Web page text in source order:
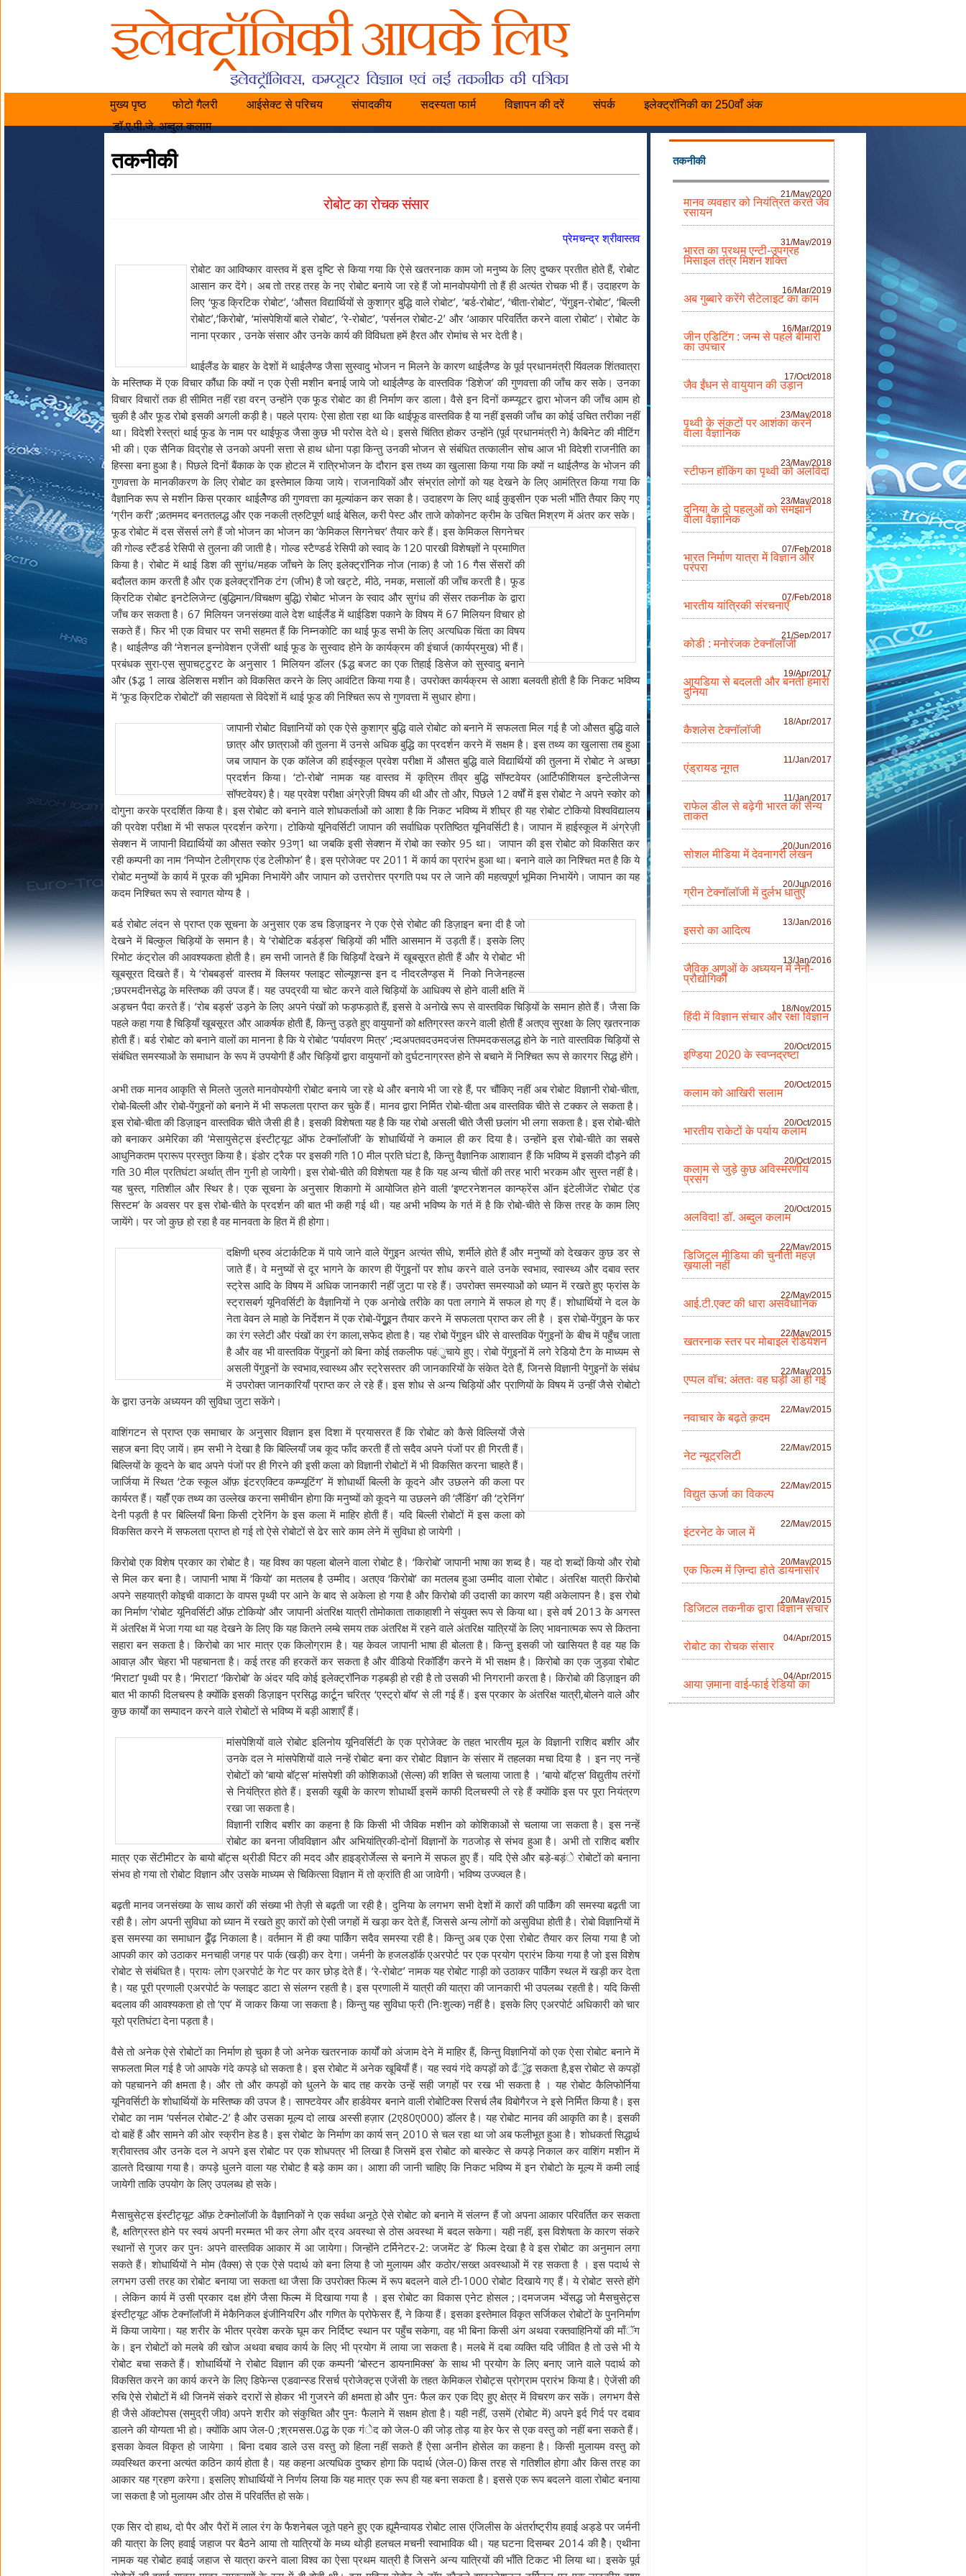
मुख्य पृष्ठ फोटो गैलरी आईसेक्ट से परिचय संपादकीय सदस्यता फार्म विज्ञापन की दरें संपर्क
इलेक्ट्रॉनिकी का 250वाँ अंक
डॉ.ए.पी.जे. अब्दुल कलाम
तकनीकी
रोबोट का रोचक संसार
प्रेमचन्द्र श्रीवास्तव
रोबोट का आविष्कार वास्तव में इस दृष्टि से किया गया कि ऐसे खतरनाक काम जो मनुष्य के लिए दुष्कर प्रतीत होते हैं, रोबोट
आसान कर देंगे। अब तो तरह तरह के नए रोबोट बनाये जा रहे हैं जो मानवोपयोगी तो हैं ही अत्यंत रोचक भी हैं। उदाहरण के
लिए ‘फूड क्रिटिक रोबोट’, ‘औसत विद्यार्थियों से कुशाग्र बुद्धि वाले रोबोट’, ‘बर्ड-रोबोट’, ‘चीता-रोबोट’, ‘पेंगुइन-रोबोट’, ‘बिल्ली
रोबोट’,‘किरोबो’, ‘मांसपेशियों बाले रोबोट’, ‘रे-रोबोट’, ‘पर्सनल रोबोट-2’ और ‘आकार परिवर्तित करने वाला रोबोट’। रोबोट के
नाना प्रकार , उनके संसार और उनके कार्य की विविधता हमें हैरत और रोमांच से भर देती है।
थाईलैंड के बाहर के देशों में थाईलैण्ड जैसा सुस्वादु भोजन न मिलने के कारण थाईलैण्ड के पूर्व प्रधानमंत्री यिंवलक शिंतवात्रा
के मस्तिष्क में एक विचार कौंधा कि क्यों न एक ऐसी मशीन बनाई जाये जो थाईलैण्ड के वास्तविक ‘डिशेज’ की गुणवत्ता की जाँच कर सके। उनका
विचार विचारों तक ही सीमित नहीं रहा वरन् उन्होंने एक फूड रोबोट का ही निर्माण कर डाला। वैसे इन दिनों कम्प्यूटर द्वारा भोजन की जाँच आम हो
चुकी है और फूड रोबो इसकी अगली कड़ी है। पहले प्रायः ऐसा होता रहा था कि थाईफूड वास्तविक है या नहीं इसकी जाँच का कोई उचित तरीका नहीं
था। विदेशी रेस्त्रां थाई फूड के नाम पर थाईफूड जैसा कुछ भी परोस देते थे। इससे चिंतित होकर उन्होंने (पूर्व प्रधानमंत्री ने) कैबिनेट की मीटिंग
भी की। एक सैनिक विद्रोह से उनको अपनी सत्ता से हाथ धोना पड़ा किन्तु उनकी भोजन से संबंधित तत्कालीन सोच आज भी विदेशी राजनीति का
हिस्सा बना हुआ है। पिछले दिनों बैंकाक के एक होटल में रात्रिभोजन के दौरान इस तथ्य का खुलासा किया गया कि क्यों न थाईलैण्ड के भोजन की
गुणवत्ता के मानकीकरण के लिए रोबोट का इस्तेमाल किया जाये। राजनायिकों और संभ्रांत लोगों को यह देखने के लिए आमंत्रित किया गया कि
वैज्ञानिक रूप से मशीन किस प्रकार थाईलेैण्ड की गुणवत्ता का मूल्यांकन कर सका है। उदाहरण के लिए थाई कुइसीन एक भली भाँति तैयार किए गए
‘ग्रीन करी’ ;ळतममद बनततलद्ध और एक नकली त्रुटिपूर्ण थाई बेसिल, करी पेस्ट और ताजे कोकोनट क्रीम के उचित मिश्रण में अंतर कर सके।
फूड रोबोट में दस सेंसर्स लगे हैं जो भोजन का भोजन का ‘केमिकल सिगनेचर’ तैयार करे हैं। इस केमिकल सिगनेचर
की गोल्ड स्टैंडर्ड रेसिपी से तुलना की जाती है। गोल्ड स्टैण्डर्ड रेसिपी को स्वाद के 120 पारखी विशेषज्ञों ने प्रमाणित
किया है। रोबोट में थाई डिश की सुगंध/महक जाँचने के लिए इलेक्ट्रॉनिक नोज (नाक) है जो 16 गैस सेंसरों की
बदौलत काम करती है और एक इलेक्ट्रॉनिक टंग (जीभ) है जो खट्टे, मीठे, नमक, मसालों की जाँच करती है। फूड
क्रिटिक रोबोट इनटेलिजेन्ट (बुद्धिमान/विचक्षण बुद्धि) रोबोट भोजन के स्वाद और सुगंध की सेंसर तकनीक के द्वारा
जाँच कर सकता है। 67 मिलियन जनसंख्या वाले देश थाईलैंड में थाईडिश पकाने के विषय में 67 मिलियन विचार हो
सकते हैं। फिर भी एक विचार पर सभी सहमत हैं कि निम्नकोटि का थाई फूड सभी के लिए अत्यधिक चिंता का विषय
है। थाईलैण्ड की ‘नेशनल इन्नोवेशन एजेंसी’ थाई फूड के सुस्वाद होने के कार्यक्रम की इंचार्ज (कार्यप्रमुख) भी हैं।
प्रबंधक सुरा-एस सुपाचट्टुरट के अनुसार 1 मिलियन डॉलर ($द्ध बजट का एक तिहाई डिसेज को सुस्वादु बनाने
और ($द्ध 1 लाख डेलिशस मशीन को विकसित करने के लिए आवंटित किया गया है। उपरोक्त कार्यक्रम से आशा बलवती होती है कि निकट भविष्य
में ‘फूड क्रिटिक रोबोटों’ की सहायता से विदेशों में थाई फूड की निश्चित रूप से गुणवत्ता में सुधार होगा।
जापानी रोबोट विज्ञानियों को एक ऐसे कुशाग्र बुद्धि वाले रोबोट को बनाने में सफलता मिल गई है जो औसत बुद्धि वाले
छात्र और छात्राओं की तुलना में उनसे अधिक बुद्धि का प्रदर्शन करने में सक्षम है। इस तथ्य का खुलासा तब हुआ
जब जापान के एक कॉलेज की हाईस्कूल प्रवेश परीक्षा में औसत बुद्धि वाले विद्यार्थियों की तुलना में रोबोट ने अच्छा
प्रदर्शन किया। ‘टो-रोबो’ नामक यह वास्तव में कृत्रिम तीव्र बुद्धि सॉफ्टवेयर (आर्टिफीशियल इन्टेलीजेन्स
सॉफ्टवेयर) है। यह प्रवेश परीक्षा अंग्रेज़ी विषय की थी और तो और, पिछले 12 वर्षों में इस रोबोट ने अपने स्कोर को
दोगुना करके प्रदर्शित किया है। इस रोबोट को बनाने वाले शोधकर्ताओं को आशा है कि निकट भविष्य में शीघ्र ही यह रोबोट टोकियो विश्वविद्यालय
की प्रवेश परीक्षा में भी सफल प्रदर्शन करेगा। टोकियो यूनिवर्सिटी जापान की सर्वाधिक प्रतिष्ठित यूनिवर्सिटी है। जापान में हाईस्कूल में अंग्रेज़ी
सेक्शन में जापानी विद्यार्थियों का औसत स्कोर 93ण्1 था जबकि इसी सेक्शन में रोबो का स्कोर 95 था। जापान की इस रोबोट को विकसित कर
रही कम्पनी का नाम ‘निप्पोन टेलीग्राफ एंड टेलीफोन’ है। इस प्रोजेक्ट पर 2011 में कार्य का प्रारंभ हुआ था। बनाने वाले का निश्चित मत है कि ये
रोबोट मनुष्यों के कार्य में पूरक की भूमिका निभायेंगे और जापान को उत्तरोत्तर प्रगति पथ पर ले जाने की महत्वपूर्ण भूमिका निभायेंगे। जापान का यह
कदम निश्चित रूप से स्वागत योग्य है ।
बर्ड रोबोट लंदन से प्राप्त एक सूचना के अनुसार एक डच डिज़ाइनर ने एक ऐसे रोबोट की डिज़ाइन बना दी है जो
देखने में बिल्कुल चिड़ियों के समान है। ये ‘रोबोटिक बर्डड्स’ चिड़ियों की भाँति आसमान में उड़ती हैं। इसके लिए
रिमोट कंट्रोल की आवश्यकता होती है। हम सभी जानते हैं कि चिड़ियाँ देखने में खूबसूरत होती हैं और ये रोबोट भी
खूबसूरत दिखते हैं। ये ‘रोबबर्ड्स’ वास्तव में क्लियर फ्लाइट सोल्यूशन्स इन द नीदरलैण्ड्स में निको निजेनहल्स
;छपरमदीनसेद्ध के मस्तिष्क की उपज हैं। यह उपद्रवी या चोट करने वाले चिड़ियों के आधिक्य से होने वाली क्षति में
अड़चन पैदा करते हैं। ‘रोब बर्ड्स’ उड़ने के लिए अपने पंखों को फड़फड़ाते हैं, इससे वे अनोखे रूप से वास्तविक चिड़ियों के समान होते हैं। जैसा कि
पहले कहा गया है चिड़ियाँ खूबसूरत और आकर्षक होती हैं, किन्तु उड़ते हुए वायुयानों को क्षतिग्रस्त करने वाली होती हैं अतएव सुरक्षा के लिए ख़तरनाक
होती हैं। बर्ड रोबोट को बनाने वालों का मानना है कि ये रोबोट ‘पर्यावरण मित्र’ ;म्दअपतवदउमदजंस तिपमदकसलद्ध होने के नाते वास्तविक चिड़ियों से
संबंधित समस्याओं के समाधान के रूप में उपयोगी हैं और चिड़ियों द्वारा वायुयानों को दुर्घटनाग्रस्त होने से बचाने में निश्चित रूप से कारगर सिद्ध होंगे।
अभी तक मानव आकृति से मिलते जुलते मानवोपयोगी रोबोट बनाये जा रहे थे और बनाये भी जा रहे हैं, पर चौंकिए नहीं अब रोबोट विज्ञानी रोबो-चीता,
रोबो-बिल्ली और रोबो-पेंगुइनों को बनाने में भी सफलता प्राप्त कर चुके हैं। मानव द्वारा निर्मित रोबो-चीता अब वास्तविक चीते से टक्कर ले सकता है।
इस रोबो-चीता की डिज़ाइन वास्तविक चीते जैसी ही है। इसकी विशेषता यह है कि यह रोबो असली चीते जैसी छलांग भी लगा सकता है। इस रोबो-चीते
को बनाकर अमेरिका की ‘मेसायुसेट्स इंस्टीट्यूट ऑफ टेक्नॉलॉजी’ के शोधार्थियों ने कमाल ही कर दिया है। उन्होंने इस रोबो-चीते का सबसे
आधुनिकतम प्रारूप प्रस्तुत किया है। इंडोर ट्रैक पर इसकी गति 10 मील प्रति घंटा है, किन्तु वैज्ञानिक आशावान हैं कि भविष्य में इसकी दौड़ने की
गति 30 मील प्रतिघंटा अर्थात् तीन गुनी हो जायेगी। इस रोबो-चीते की विशेषता यह है कि यह अन्य चीतों की तरह भारी भरकम और सुस्त नहीं है।
यह चुस्त, गतिशील और स्थिर है। एक सूचना के अनुसार शिकागो में आयोजित होने वाली ‘इण्टरनेशनल कान्फ्रेंस ऑन इंटेलीजेंट रोबोट एंड
सिस्टम’ के अवसर पर इस रोबो-चीते के प्रदर्शन की बात भी कही गई थी। यह अभी भविष्य के गर्त में है कि रोबो-चीते से किस तरह के काम लिए
जायेंगे। पर जो कुछ हो रहा है वह मानवता के हित में ही होगा।
दक्षिणी ध्रुव अंटार्कटिक में पाये जाने वाले पेंगुइन अत्यंत सीधे, शर्मीले होते हैं और मनुष्यों को देखकर कुछ डर से
जाते हैं। वे मनुष्यों से दूर भागने के कारण ही पेंगुइनों पर शोध करने वाले उनके स्वभाव, स्वास्थ्य और दबाव स्तर
स्ट्रेस आदि के विषय में अधिक जानकारी नहीं जुटा पा रहे हैं। उपरोक्त समस्याओं को ध्यान में रखते हुए फ्रांस के
स्ट्रासबर्ग यूनिवर्सिटी के वैज्ञानियों ने एक अनोखे तरीके का पता लगाने में सफल हो गए हैं। शोधार्थियों ने दल के
नेता वेवन ले माहो के निर्देशन में एक रोबो-पेंगुूइन तैयार करने में सफलता प्राप्त कर ली है । इस रोबो-पेंगुइन के फर
का रंग स्लेटी और पंखों का रंग काला,सफेद होता है। यह रोबो पेंगुइन धीरे से वास्तविक पेंगुइनों के बीच में पहुँच जाता
है और वह भी वास्तविक पेंगुइनों को बिना कोई तकलीफ पहंुचाये हुए। रोबो पेंगुइनों में लगे रेडियो टैग के माध्यम से
असली पेंगुइनों के स्वभाव,स्वास्थ्य और स्ट्रेसस्तर की जानकारियों के संकेत देते हैं, जिनसे विज्ञानी पेगुइनों के संबंध
में उपरोक्त जानकारियाँ प्राप्त कर ले रहे हैं। इस शोध से अन्य चिड़ियों और प्राणियों के विषय में उन्हीं जैसे रोबोटो
के द्वारा उनके अध्ययन की सुविधा जुटा सकेंगे।
वाशिंगटन से प्राप्त एक समाचार के अनुसार विज्ञान इस दिशा में प्रयासरत हैं कि रोबोट को कैसे विल्लियों जैसे
सहज बना दिए जायें। हम सभी ने देखा है कि बिल्लियाँ जब कूद फाँद करती हैं तो सदैव अपने पंजों पर ही गिरती हैं।
बिल्लियों के कूदने के बाद अपने पंजों पर ही गिरने की इसी कला को विज्ञानी रोबोटों में भी विकसित करना चाहते हैं।
जार्जिया में स्थित ‘टेक स्कूल ऑफ़ इंटरएक्टिव कम्प्यूटिंग’ में शोधार्थी बिल्ली के कूदने और उछलने की कला पर
कार्यरत हैं। यहॉँ एक तथ्य का उल्लेख करना समीचीन होगा कि मनुष्यों को कूदने या उछलने की ‘लैंडिंग’ की ‘ट्रेनिंग’
देनी पड़ती है पर बिल्लियाँ बिना किसी ट्रेनिंग के इस कला में माहिर होती हैं। यदि बिल्ली रोबोटों में इस कला को
विकसित करने में सफलता प्राप्त हो गई तो ऐसे रोबोटों से ढेर सारे काम लेने में सुविधा हो जायेगी ।
किरोबो एक विशेष प्रकार का रोबोट है। यह विश्व का पहला बोलने वाला रोबोट है। ‘किरोबो’ जापानी भाषा का शब्द है। यह दो शब्दों कियो और रोबो
से मिल कर बना है। जापानी भाषा में ‘कियो’ का मतलब है उम्मीद। अतएव ‘किरोबो’ का मतलब हुआ उम्मीद वाला रोबोट। अंतरिक्ष यात्री किरोबो
अपने सहयात्री कोइची वाकाटा के वापस पृथ्वी पर आने के बाद से अकेला हो गया है और किरोबो की उदासी का कारण यही अकेलापन है। इस रोबो
का निर्माण ‘रोबोट यूनिवर्सिटी ऑफ़ टोकियो’ और जापानी अंतरिक्ष यात्री तोमोकाता ताकाहाशी ने संयुक्त रूप से किया था। इसे वर्ष 2013 के अगस्त
में अंतरिक्ष में भेजा गया था यह देखने के लिए कि यह कितने लम्बे समय तक अंतरिक्ष में रहने वाले अंतरिक्ष यात्रियों के लिए भावनात्मक रूप से कितना
सहारा बन सकता है। किरोबो का भार मात्र एक किलोग्राम है। यह केवल जापानी भाषा ही बोलता है। किन्तु इसकी जो खासियत है वह यह कि
आवाज़ और चेहरा भी पहचानता है। कई तरह की हरकतें कर सकता है और वीडियो रिकॉर्डिंग करने में भी सक्षम है। किरोबो का एक जुड़वा रोबोट
‘मिराटा’ पृथ्वी पर है। ‘मिराटा’ ‘किरोबो’ के अंदर यदि कोई इलेक्ट्रॉनिक गड़बड़ी हो रही है तो उसकी भी निगरानी करता है। किरोबो की डिज़ाइन की
बात भी काफी दिलचस्प है क्योंकि इसकी डिज़ाइन प्रसिद्ध कार्टून चरित्र ‘एस्ट्रो बॉय’ से ली गई हैं। इस प्रकार के अंतरिक्ष यात्री,बोलने वाले और
कुछ कार्यों का सम्पादन करने वाले रोबोटों से भविष्य में बड़ी आशाएँ हैं।
मांसपेशियों वाले रोबोट इलिनोय यूनिवर्सिटी के एक प्रोजेक्ट के तहत भारतीय मूल के विज्ञानी राशिद बशीर और
उनके दल ने मांसपेशियों वाले नन्हें रोबोट बना कर रोबोट विज्ञान के संसार में तहलका मचा दिया है । इन नए नन्हें
रोबोटों को ‘बायो बॉट्स’ मांसपेशी की कोशिकाओं (सेल्स) की शक्ति से चलाया जाता है । ‘बायो बॉट्स’ विद्युतीय तरंगों
से नियंत्रित होते हैं। इसकी खूबी के कारण शोधार्थी इसमें काफी दिलचस्पी ले रहे हैं क्योंकि इस पर पूरा नियंत्रण
रखा जा सकता है।
विज्ञानी राशिद बशीर का कहना है कि किसी भी जैविक मशीन को कोशिकाओं से चलाया जा सकता है। इस नन्हें
रोबोट का बनना जीवविज्ञान और अभियांत्रिकी-दोनों विज्ञानों के गठजोड़ से संभव हुआ है। अभी तो राशिद बशीर
मात्र एक सेंटीमीटर के बायो बॉट्स थ्रीडी पिंटर की मदद और हाइड्रोर्जेल्स से बनाने में सफल हुए हैं। यदि ऐसे और बड़े-बड़ंे रोबोटों को बनाना
संभव हो गया तो रोबोट विज्ञान और उसके माध्यम से चिकित्सा विज्ञान में तो क्रांति ही आ जावेगी। भविष्य उज्ज्वल है।
बढ़ती मानव जनसंख्या के साथ कारों की संख्या भी तेज़ी से बढ़ती जा रही है। दुनिया के लगभग सभी देशों में कारों की पार्किंग की समस्या बढ़ती जा
रही है। लोग अपनी सुविधा को ध्यान में रखते हुए कारों को ऐसी जगहों में खड़ा कर देते हैं, जिससे अन्य लोगों को असुविधा होती है। रोबो विज्ञानियों में
इस समस्या का समाधान ढूॅँढ़ निकाला है। वर्तमान में ही क्या पार्किंग सदैव समस्या रही है। किन्तु अब एक ऐसा रोबोट तैयार कर लिया गया है जो
आपकी कार को उठाकर मनचाही जगह पर पार्क (खड़ी) कर देगा। जर्मनी के हजलडॉर्क एअरपोर्ट पर एक प्रयोग प्रारंभ किया गया है जो इस विशेष
रोबोट से संबंधित है। प्रायः लोग एअरपोर्ट के गेट पर कार छोड़ देते हैं। ‘रे-रोबोट’ नामक यह रोबोट गाड़ी को उठाकर पार्किंग स्थल में खड़ी कर देता
है। यह पूरी प्रणाली एअरपोर्ट के फ्लाइट डाटा से संलग्न रहती है। इस प्रणाली में यात्री की यात्रा की जानकारी भी उपलब्ध रहती है। यदि किसी
बदलाव की आवश्यकता हो तो ‘एप’ में जाकर किया जा सकता है। किन्तु यह सुविधा फ्री (निःशुल्क) नहीं है। इसके लिए एअरपोर्ट अधिकारी को चार
यूरो प्रतिघंटा देना पड़ता है।
वैसे तो अनेक ऐसे रोबोटों का निर्माण हो चुका है जो अनेक खतरनाक कार्यों को अंजाम देने में माहिर हैं, किन्तु विज्ञानियों को एक ऐसा रोबोट बनाने में
सफलता मिल गई है जो आपके गंदे कपड़े धो सकता है। इस रोबोट में अनेक खूबियाँ हैं। यह स्वयं गंदे कपड़ों को ढँूॅढ़ सकता है,इस रोबोट से कपड़ों
को पहचानने की क्षमता है। और तो और कपड़ों को धुलने के बाद तह करके उन्हें सही जगहों पर रख भी सकता है । यह रोबोट कैलिफोर्निया
यूनिवर्सिटी के शोधार्थियों के मस्तिष्क की उपज है। साफ्टवेयर और हार्डवेयर बनाने वाली रोबोटिक्स रिसर्च लैब विबोगैरज ने इसे निर्मित किया है। इस
रोबोट का नाम ‘पर्सनल रोबोट-2’ है और उसका मूल्य दो लाख अस्सी हज़ार (2ए80ए000) डॉलर है। यह रोबोट मानव की आकृति का है। इसकी
दो बाहें हैं और सामने की ओर स्क्रीन हेड है। इस रोबोट के निर्माण का कार्य सन् 2010 से चल रहा था जो अब फलीभूत हुआ है। शोधकर्ता सिद्धार्थ
श्रीवास्तव और उनके दल ने अपने इस रोबोट पर एक शोधपत्र भी लिखा है जिसमें इस रोबोट को बास्केट से कपड़े निकाल कर वाशिंग मशीन में
डालते दिखाया गया है। कपड़े धुलने वाला यह रोबोट है बड़े काम का। आशा की जानी चाहिए कि निकट भविष्य में इन रोबोटो के मूल्य में कमी लाई
जायेगी ताकि उपयोग के लिए उपलब्ध हो सके।
मैसाचुसेट्स इंस्टीट्यूट ऑफ़ टेक्नोलॉजी के वैज्ञानिकों ने एक सर्वथा अनूठे ऐसे रोबोट को बनाने में संलग्न हैं जो अपना आकार परिवर्तित कर सकता
है, क्षतिग्रस्त होने पर स्वयं अपनी मरम्मत भी कर लेगा और द्रव अवस्था से ठोस अवस्था में बदल सकेगा। यही नहीं, इस विशेषता के कारण संकरे
स्थानों से गुजर कर पुनः अपने वास्तविक आकार में आ जायेगा। जिन्होंने टर्मिनेटर-2: जजमेंट डे’ फिल्म देखा है वे इस रोबोट का अनुमान लगा
सकते हैं। शोधार्थियों ने मोम (वैक्स) से एक ऐसे पदार्थ को बना लिया है जो मुलायम और कठोर/सख्त अवस्थाओं में रह सकता है । इस पदार्थ से
लगभग उसी तरह का रोबोट बनाया जा सकता था जैसा कि उपरोक्त फिल्म में रूप बदलने वाले टी-1000 रोबोट दिखाये गए हैं। ये रोबोट सस्ते होंगे
। लेकिन कार्य में उसी प्रकार दक्ष होंगे जैसा फिल्म में दिखाया गया है । इस रोबोट का विकास एनेट होसल ;।दमजजम भ्वेंसद्ध जो मैसचुसेट्स
इंस्टीट्यूट ऑफ टेक्नॉलॉजी में मेकैनिकल इंजीनियरिंग और गणित के प्रोफेसर हैं, ने किया हैं। इसका इस्तेमाल विकृत सर्जिकल रोबोटों के पुननिर्माण
में किया जायेगा। यह शरीर के भीतर प्रवेश करके घूम कर निर्दिष्ट स्थान पर पहुँच सकेगा, वह भी बिना किसी अंग अथवा रक्तवाहिनियों की माँॅग
के। इन रोबोटों को मलबे की खोज अथवा बचाव कार्य के लिए भी प्रयोग में लाया जा सकता है। मलबे में दबा व्यक्ति यदि जीवित है तो उसे भी ये
रोबोट बचा सकते हैं। शोधार्थियों ने रोबोट विज्ञान की एक कम्पनी ‘बोस्टन डायनामिक्स’ के साथ भी प्रयोग के लिए बनाए जाने वाले पदार्थ को
विकसित करने का कार्य करने के लिए डिफेन्स एडवान्स्ड रिसर्च प्रोजेक्ट्स एजेंसी के तहत केमिकल रोबोट्स प्रोग्राम प्रारंभ किया है। ऐजेंसी की
रुचि ऐसे रोबोटों में थी जिनमें संकरे दरारों से होकर भी गुजरने की क्षमता हो और पुनः फैल कर एक दिए हुए क्षेत्र में विचरण कर सकें। लगभग वैसे
ही जैसे ऑक्टोपस (समुद्री जीव) अपने शरीर को संकुचित और पुनः फैलाने में सक्षम होता है। यही नहीं, उसमें (रोबोट में) अपने इर्द गिर्द पर दबाव
डालने की योग्यता भी हो। क्योंकि आप जेल-0 ;श्रमसस.0द्ध के एक गंेद को जेल-0 की जोड़ तोड़ या हेर फेर से एक वस्तु को नहीं बना सकते हैं।
इसका केवल विकृत हो जायेगा । बिना दबाव डाले उस वस्तु को हिला नहीं सकते हैं ऐसा अनीन होसेल का कहना है। किसी मुलायम वस्तु को
व्यवस्थित करना अत्यंत कठिन कार्य होता है। यह कहना अत्यधिक दुष्कर होगा कि पदार्थ (जेल-0) किस तरह से गतिशील होगा और किस तरह का
आकार यह ग्रहण करेगा। इसलिए शोधार्थियों ने निर्णय लिया कि यह मात्र एक रूप ही यह बना सकता है। इससे एक रूप बदलने वाला रोबोट बनाया
जा सकता है जो मुलायम और ठोस में परिवर्तित हो सके।
एक सिर दो हाथ, दो पैर और पैरों में लाल रंग के फैशनेबल जूते पहने हुए एक ह्यूमैन्वायड रोबोट लास एंजिलीस के अंतर्राष्ट्रीय हवाई अड्डे पर जर्मनी
की यात्रा के लिए हवाई जहाज पर बैठने आया तो यात्रियों के मध्य थोड़ी हलचल मचनी स्वाभाविक थी। यह घटना दिसम्बर 2014 की हेै। एथीना
नामक यह रोबोट हवाई जहाज से यात्रा करने वाला विश्व का ऐसा प्रथम यात्री है जिसने अन्य यात्रियों की भाँति टिकट भी लिया था। इसके पूर्व
तकनीकी
21/May/2020
मानव व्यवहार को नियंत्रित करते जैव
रसायन
31/May/2019
भारत का प्रथम एन्टी-उपग्रह
मिसाइल तंत्र मिशन शक्ति
16/Mar/2019
अब गुब्बारे करेंगे सैटेलाइट का काम
16/Mar/2019
जीन एडिटिंग : जन्म से पहले बीमारी
का उपचार
17/Oct/2018
जैव ईंधन से वायुयान की उड़ान
23/May/2018
पृथ्वी के संकटों पर आशंका करने
वाला वैज्ञानिक
23/May/2018
स्टीफन हॉकिंग का पृथ्वी को अलविदा
23/May/2018
दुनिया के दो पहलुओं को समझाने
वाला वैज्ञानिक
07/Feb/2018
भारत निर्माण यात्रा में विज्ञान और
परंपरा
07/Feb/2018
भारतीय यांत्रिकी संरचनाएँ
21/Sep/2017
कोडी : मनोरंजक टेक्नॉलॉजी
19/Apr/2017
आयडिया से बदलती और बनती हमारी
दुनिया
18/Apr/2017
कैशलेस टेक्नॉलॉजी
11/Jan/2017
एंड्रायड नूगत
11/Jan/2017
राफेल डील से बढ़ेगी भारत की सैन्य
ताकत
20/Jun/2016
सोशल मीडिया में देवनागरी लेखन
20/Jun/2016
ग्रीन टेक्नॉलॉजी में दुर्लभ धातुएँ
13/Jan/2016
इसरो का आदित्य
13/Jan/2016
जैविक अणुओं के अध्ययन में नैनौ-
प्रौद्योगिकी
18/Nov/2015
हिंदी में विज्ञान संचार और रक्षा विज्ञान
20/Oct/2015
इण्डिया 2020 के स्वप्नद्रष्टा
20/Oct/2015
कलाम को आखिरी सलाम
20/Oct/2015
भारतीय राकेटों के पर्याय कलाम
20/Oct/2015
कलाम से जुड़े कुछ अविस्मरणीय
प्रसंग
20/Oct/2015
अलविदा! डॉ. अब्दुल कलाम
22/May/2015
डिजिटल मीडिया की चुनौती महज़
ख़याली नहीं
22/May/2015
आई.टी.एक्ट की धारा असंवैधानिक
22/May/2015
खतरनाक स्तर पर मोबाइल रेडियेशन
22/May/2015
एप्पल वॉच: अंततः वह घड़ी आ ही गई
22/May/2015
नवाचार के बढ़ते क़दम
22/May/2015
नेट न्यूट्रलिटी
22/May/2015
विद्युत ऊर्जा का विकल्प
22/May/2015
इंटरनेट के जाल में
20/May/2015
एक फिल्म में ज़िन्दा होते डायनासोर
20/May/2015
डिजिटल तकनीक द्वारा विज्ञान संचार
04/Apr/2015
रोबोट का रोचक संसार
04/Apr/2015
आया ज़माना वाई-फाई रेडियो का